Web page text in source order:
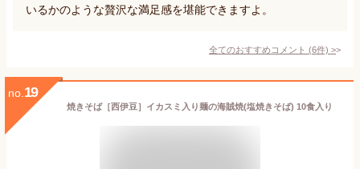
いるかのような贅沢な満足感を堪能できますよ。
全てのおすすめコメント (6件) >
no. 19
焼きそば［西伊豆］イカスミ入り麺の海賊焼(塩焼きそば) 10食入り